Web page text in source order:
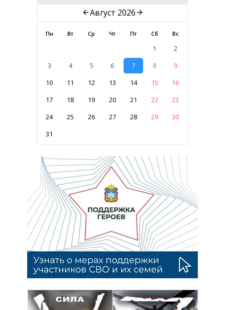
Август 2026
Пн Вт Ср Чт Пт Сб Вс
1
2
3
4 5 6 7 8
9
10
11 12 13 14 15
16
17
18 19 20 21 22
23
24
25 26 27 28 29
30
31